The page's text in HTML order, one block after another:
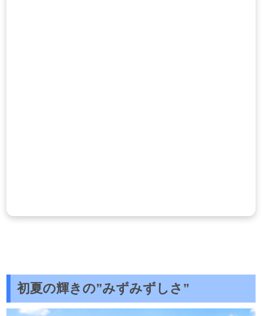
初夏の輝きの”みずみずしさ”